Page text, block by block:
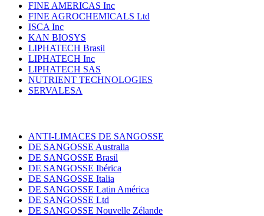
FINE AMERICAS Inc
FINE AGROCHEMICALS Ltd
ISCA Inc
KAN BIOSYS
LIPHATECH Brasil
LIPHATECH Inc
LIPHATECH SAS
NUTRIENT TECHNOLOGIES
SERVALESA
ANTI-LIMACES DE SANGOSSE
DE SANGOSSE Australia
DE SANGOSSE Brasil
DE SANGOSSE Ibérica
DE SANGOSSE Italia
DE SANGOSSE Latin América
DE SANGOSSE Ltd
DE SANGOSSE Nouvelle Zélande